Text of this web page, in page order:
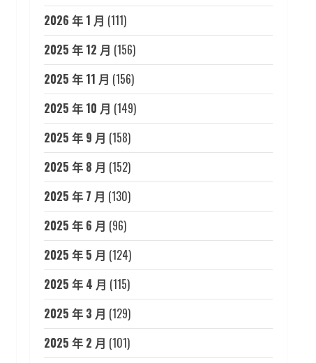
2026 年 1 月 (111)
2025 年 12 月 (156)
2025 年 11 月 (156)
2025 年 10 月 (149)
2025 年 9 月 (158)
2025 年 8 月 (152)
2025 年 7 月 (130)
2025 年 6 月 (96)
2025 年 5 月 (124)
2025 年 4 月 (115)
2025 年 3 月 (129)
2025 年 2 月 (101)